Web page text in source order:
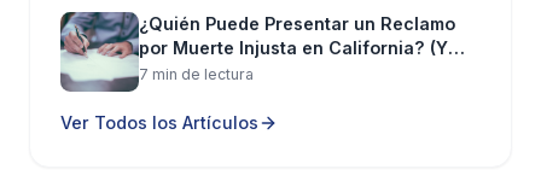
¿Quién Puede Presentar un Reclamo
por Muerte Injusta en California? (Y
Qué Puede Recuperar)
7 min de lectura
Ver Todos los Artículos